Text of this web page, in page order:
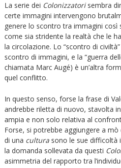
La serie dei Colonizzatorisembra
certe immagini intervengono
genere lo scontro tra immagini così
come sia stridente la realtà che le
la circolazione. Lo “scontro di
scontro di immagini, e la “guerra
chiamata Marc Augé) è un’altra
quel conflitto.
In questo senso, forse la frase di
andrebbe riletta di nuovo, stavolta
ampia e non solo relativa al
Forse, si potrebbe aggiungere a
di una culturasono le sue difficoltà
la domanda sollevata da questi
asimmetria del rapporto tra